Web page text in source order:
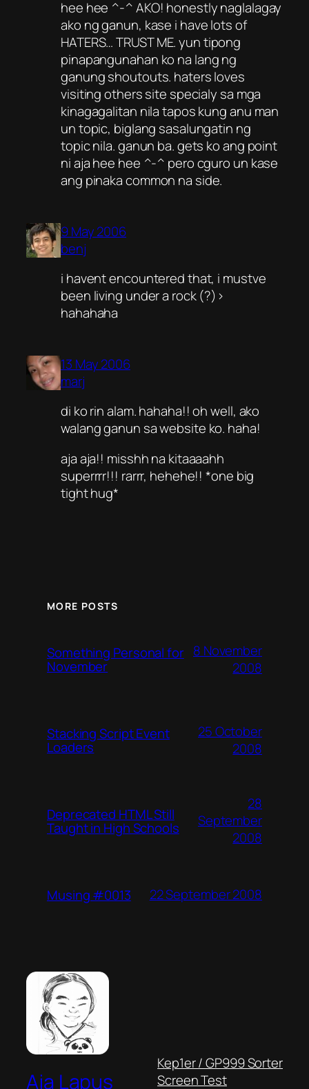
hee hee ^-^ AKO! honestly naglalagay
ako ng ganun, kase i have lots of
HATERS… TRUST ME. yun tipong
pinapangunahan ko na lang ng
ganung shoutouts. haters loves
visiting others site specialy sa mga
kinagagalitan nila tapos kung anu man
un topic, biglang sasalungatin ng
topic nila. ganun ba. gets ko ang point
ni aja hee hee ^-^ pero cguro un kase
ang pinaka common na side.
9 May 2006
benj
i havent encountered that, i mustve
been living under a rock (?)>
hahahaha
13 May 2006
marj
di ko rin alam. hahaha!! oh well, ako
walang ganun sa website ko. haha!
aja aja!! misshh na kitaaaahh
superrrr!!! rarrr, hehehe!! *one big
tight hug*
MORE POSTS
Something Personal for
November
8 November
2008
Stacking Script Event
Loaders
25 October
2008
Deprecated HTML Still
Taught in High Schools
28
September
2008
Musing #0013 22 September 2008
Aja Lapus
Kep1er / GP999 Sorter
Screen Test